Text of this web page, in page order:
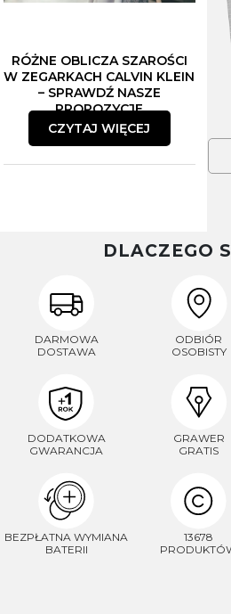
RÓŻNE OBLICZA SZAROŚCI
W ZEGARKACH CALVIN KLEIN
– SPRAWDŹ NASZE
PROPOZYCJE
CZYTAJ WIĘCEJ
DLACZEGO
DARMOWA
DOSTAWA
ODBIÓR
OSOBISTY
DODATKOWA
GWARANCJA
GRAWER
GRATIS
BEZPŁATNA WYMIANA
BATERII
13678